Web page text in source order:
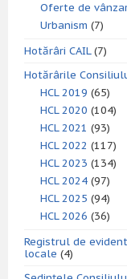
Oferte de
Urbanism (7)
Hotărâri CAIL(7)
Hotărârile
HCL 2019 (65)
HCL 2020 (104)
HCL 2021 (93)
HCL 2022 (117)
HCL 2023 (134)
HCL 2024 (97)
HCL 2025 (94)
HCL 2026 (36)
Registrul de
locale (4)